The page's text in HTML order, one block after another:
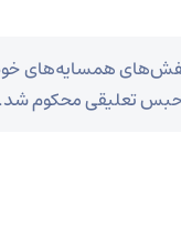
کفش‌های همسایه‌های
حبس تعلیقی محکوم شد.